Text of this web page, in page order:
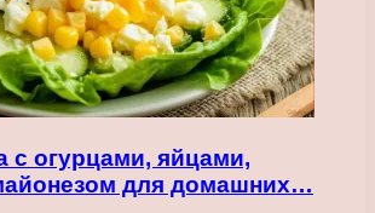
с огурцами, яйцами,
для домашних…